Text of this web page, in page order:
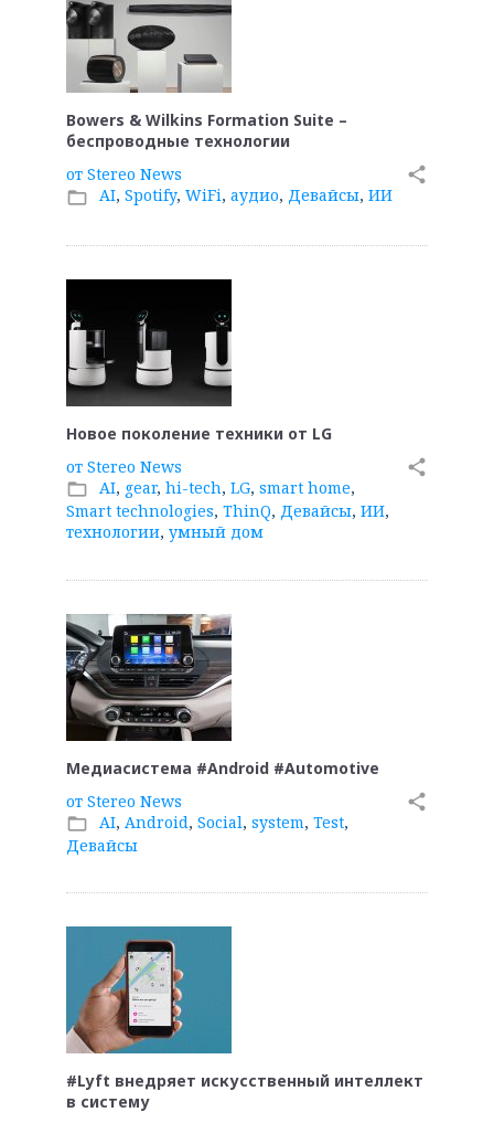
Bowers & Wilkins Formation Suite –
беспроводные технологии
от Stereo News
folder_open AI, Spotify, WiFi, аудио, Девайсы, ИИ
share
Новое поколение техники от LG
от Stereo News
folder_open AI, gear, hi-tech, LG, smart home,
Smart technologies, ThinQ, Девайсы, ИИ,
технологии, умный дом
share
Медиасистема #Android #Automotive
от Stereo News
folder_open AI, Android, Social, system, Test,
Девайсы
share
#Lyft внедряет искусственный интеллект
в систему